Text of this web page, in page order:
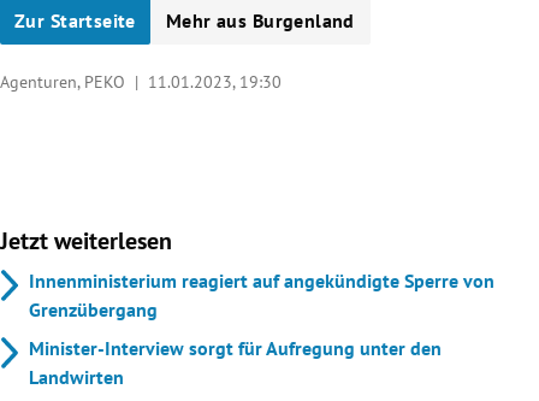
Zur Startseite Mehr aus Burgenland
Agenturen, PEKO | 11.01.2023, 19:30
Jetzt weiterlesen
Innenministerium reagiert auf angekündigte Sperre von
Grenzübergang
Minister-Interview sorgt für Aufregung unter den
Landwirten